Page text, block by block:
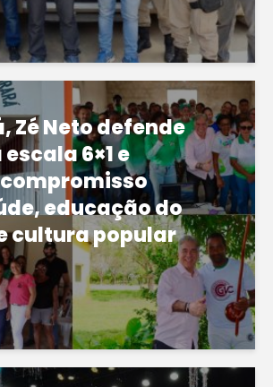
Zé Neto defende
6×1 e
educação do
cultura popular